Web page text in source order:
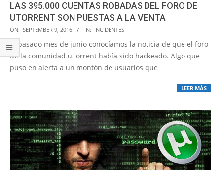
LAS 395.000 CUENTAS ROBADAS DEL FORO DE
UTORRENT SON PUESTAS A LA VENTA
2016-
09-
09
ON: SEPTEMBER 9, 2016 IN: INCIDENTES
El pasado mes de junio conocíamos la noticia de que el foro
de la comunidad uTorrent había sido hackeado. Algo que
puso en alerta a un montón de usuarios que
LEER MÁS